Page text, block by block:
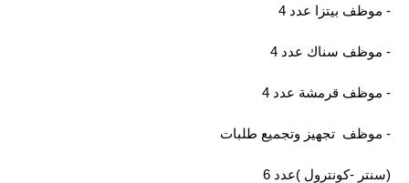
- موظف بيتزا عدد 4
- موظف سناك عدد 4
- موظف قرمشة عدد 4
- موظف تجهيز وتجميع طلبات
(سنتر -كونترول )عدد 6